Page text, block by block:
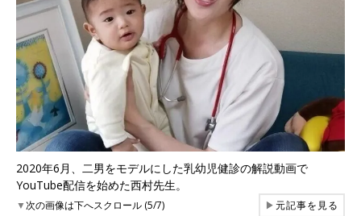
2020年6月、二男をモデルにした乳幼児健診の解説動画で
YouTube配信を始めた西村先生。
▼次の画像は下へスクロール (5/7) ▶元記事を見る